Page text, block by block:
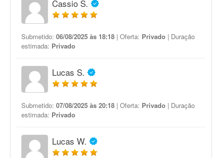
Cassio S.
Submetido: 06/08/2025 às 18:18 | Oferta: Privado | Duração
estimada: Privado
Lucas S.
Submetido: 07/08/2025 às 20:18 | Oferta: Privado | Duração
estimada: Privado
Lucas W.